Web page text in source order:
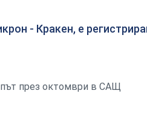
- Кракен, е
път през октомври в САЩ